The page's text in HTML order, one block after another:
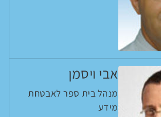
אבי ויסמן
מנהל בית ספר לאבטחת
מידע